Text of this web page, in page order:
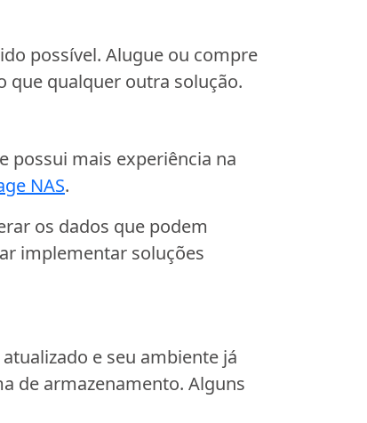
possível. Alugue ou compre
que qualquer outra solução.
possui mais experiência na
NAS.
os dados que podem
implementar soluções
e seu ambiente já
de armazenamento. Alguns